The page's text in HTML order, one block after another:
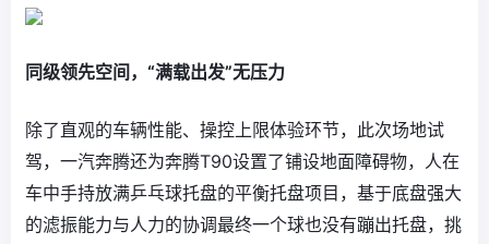
同级领先空间，“满载出发”无压力
除了直观的车辆性能、操控上限体验环节，此次场地试
驾，一汽奔腾还为奔腾T90设置了铺设地面障碍物，人在
车中手持放满乒乓球托盘的平衡托盘项目，基于底盘强大
的滤振能力与人力的协调最终一个球也没有蹦出托盘，挑